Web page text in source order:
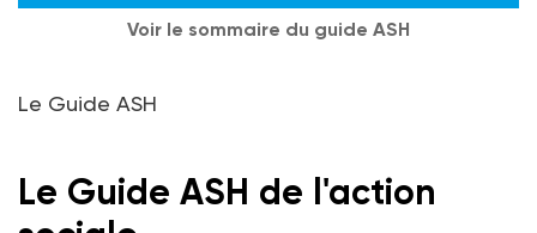
Voir le sommaire du guide ASH
Le Guide ASH
Le Guide ASH de l'action